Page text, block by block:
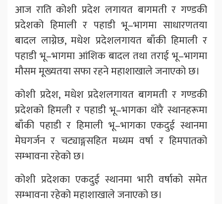
आज राति कोशी प्रदेश लगायत बागमती र गण्डकी
प्रदेशको हिमाली र पहाडी भू–भागमा साधारणतया
बादल लाग्नेछ, मधेश प्रदेशलगायत बाँकी हिमाली र
पहाडी भू–भागमा आंशिक बादल तथा तराई भू–भागमा
मौसम मूख्यतया सफा रहने महाशाखाले जनाएको छ।
कोशी प्रदेश, मधेश प्रदेशलगायत बागमती र गण्डकी
प्रदेशको हिमली र पहाडी भू–भागका थोरै स्थानहरूमा
बाँकी पहाडी र हिमाली भू–भागका एकदुई स्थानमा
मेघगर्जन र चट्याङ्गसहित मध्यम वर्षा र हिमपातको
सम्भावना रहेको छ।
कोशी प्रदेशका एकदुई स्थानमा भारी वर्षाको समेत
सम्भावना रहेको महाशाखाले जनाएको छ।